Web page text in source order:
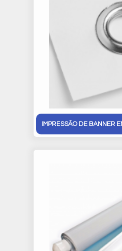
IMPRESSÃO DE BANNER